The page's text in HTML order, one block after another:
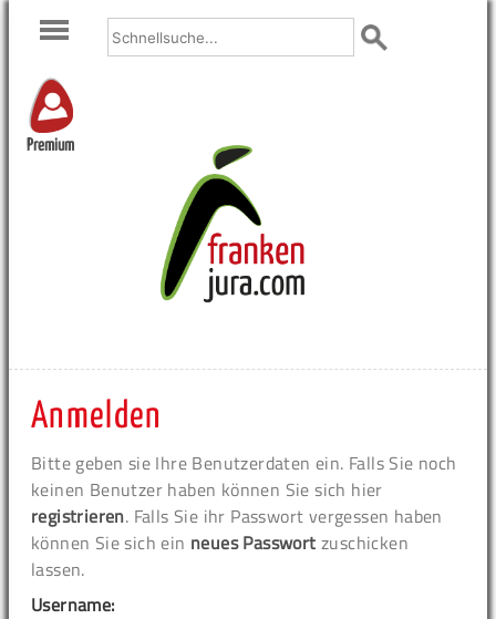
Premium
Anmelden
Bitte geben sie Ihre Benutzerdaten ein. Falls Sie noch
keinen Benutzer haben können Sie sich hier
registrieren. Falls Sie ihr Passwort vergessen haben
können Sie sich ein neues Passwort zuschicken
lassen.
Username: